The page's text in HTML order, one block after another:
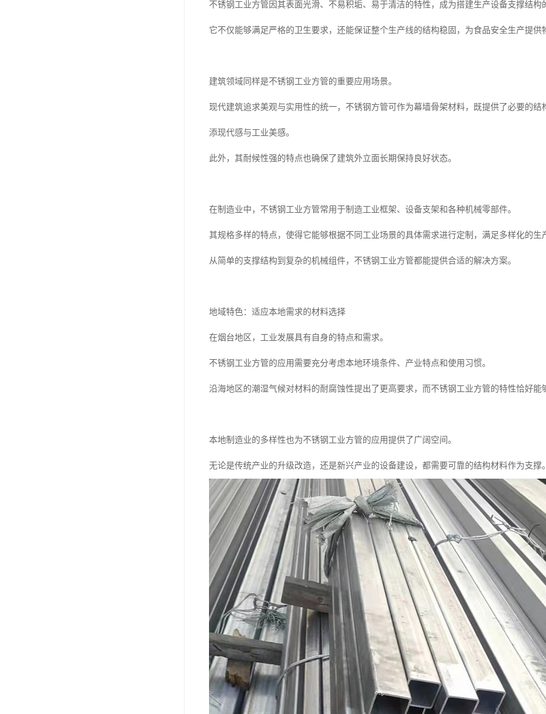
不锈钢工业方管因其表面光滑、不易积垢、易于清洁的特性，成为搭建生产设备支撑结构
它不仅能够满足严格的卫生要求，还能保证整个生产线的结构稳固，为食品安全生产提供
建筑领域同样是不锈钢工业方管的重要应用场景。
现代建筑追求美观与实用性的统一，不锈钢方管可作为幕墙骨架材料，既提供了必要的
添现代感与工业美感。
此外，其耐候性强的特点也确保了建筑外立面长期保持良好状态。
在制造业中，不锈钢工业方管常用于制造工业框架、设备支架和各种机械零部件。
其规格多样的特点，使得它能够根据不同工业场景的具体需求进行定制，满足多样化的生
从简单的支撑结构到复杂的机械组件，不锈钢工业方管都能提供合适的解决方案。
地域特色：适应本地需求的材料选择
在烟台地区，工业发展具有自身的特点和需求。
不锈钢工业方管的应用需要充分考虑本地环境条件、产业特点和使用习惯。
沿海地区的潮湿气候对材料的耐腐蚀性提出了更高要求，而不锈钢工业方管的特性恰好能
本地制造业的多样性也为不锈钢工业方管的应用提供了广阔空间。
无论是传统产业的升级改造，还是新兴产业的设备建设，都需要可靠的结构材料作为支撑